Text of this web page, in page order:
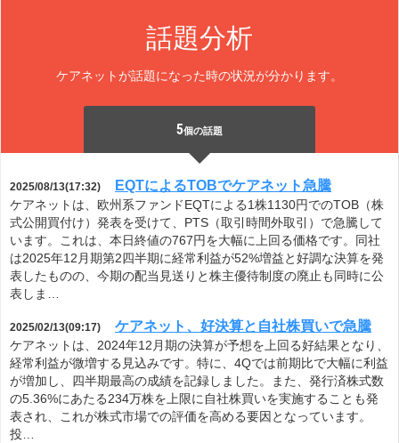
話題分析
ケアネットが話題になった時の状況が分かります。
5個の話題
2025/08/13(17:32) EQTによるTOBでケアネット急騰
ケアネットは、欧州系ファンドEQTによる1株1130円でのTOB（株
式公開買付け）発表を受けて、PTS（取引時間外取引）で急騰して
います。これは、本日終値の767円を大幅に上回る価格です。同社
は2025年12月期第2四半期に経常利益が52%増益と好調な決算を発
表したものの、今期の配当見送りと株主優待制度の廃止も同時に公
表しま…
2025/02/13(09:17) ケアネット、好決算と自社株買いで急騰
ケアネットは、2024年12月期の決算が予想を上回る好結果となり、
経常利益が微増する見込みです。特に、4Qでは前期比で大幅に利益
が増加し、四半期最高の成績を記録しました。また、発行済株式数
の5.36%にあたる234万株を上限に自社株買いを実施することも発
表され、これが株式市場での評価を高める要因となっています。
投…